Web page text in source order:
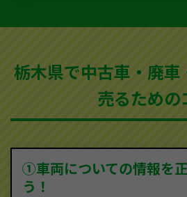
など動かない車、水害車、不動
買取可能です。
ソコカラは世界１１０か国に独
を持ち、国内に自社物流網、自
す。
栃木県で中古車・廃車
売るための
①車両についての情報を
う！